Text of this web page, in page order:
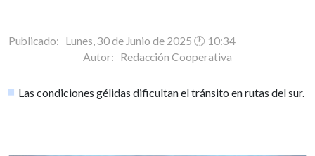
Publicado: Lunes, 30 de Junio de 2025 🕐 10:34
Autor: Redacción Cooperativa
Las condiciones gélidas dificultan el tránsito en rutas del sur.